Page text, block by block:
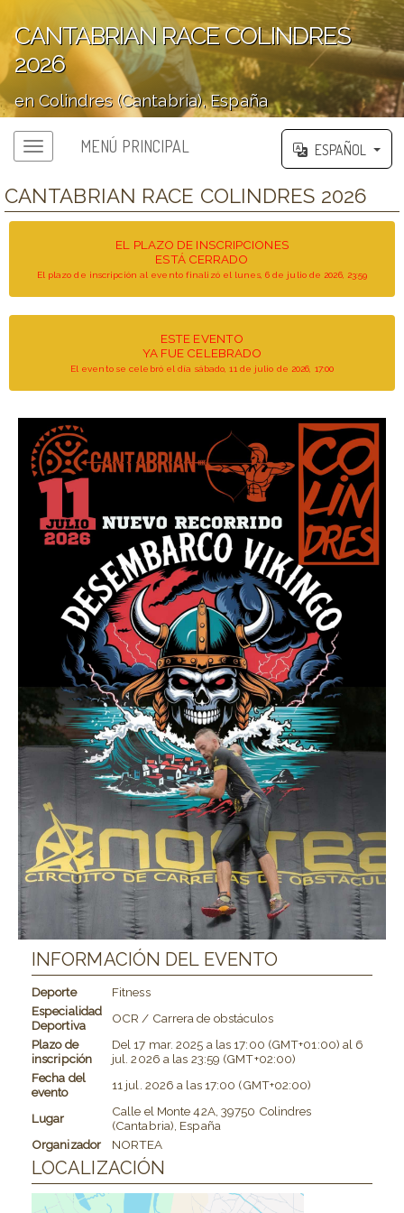
CANTABRIAN RACE COLINDRES
2026
en Colindres (Cantabria), España
';
MENÚ PRINCIPAL ESPAÑOL
CANTABRIAN RACE COLINDRES 2026
EL PLAZO DE INSCRIPCIONES
ESTÁ CERRADO
El plazo de inscripción al evento finalizó el lunes, 6 de julio de 2026, 23:59
ESTE EVENTO
YA FUE CELEBRADO
El evento se celebró el día sábado, 11 de julio de 2026, 17:00
INFORMACIÓN DEL EVENTO
Deporte
Fitness
Especialidad
Deportiva
OCR / Carrera de obstáculos
Plazo de
inscripción
Del17 mar. 2025 a las17:00 (GMT+01:00) al 6
jul. 2026 a las 23:59 (GMT+02:00)
Fecha del
evento
11 jul. 2026 a las17:00 (GMT+02:00)
Lugar
Calle el Monte 42A, 39750 Colindres
(Cantabria), España
Organizador
NORTEA
LOCALIZACIÓN